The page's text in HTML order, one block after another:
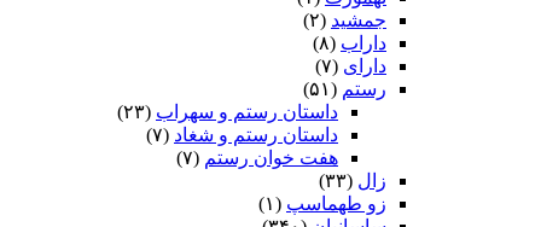
جمشید (۲)
داراب (۸)
دارای (۷)
رستم (۵۱)
داستان رستم و سهراب (۲۳)
داستان رستم و شغاد (۷)
هفت خوان رستم‏ (۷)
زال (۳۳)
زو طهماسپ‏ (۱)